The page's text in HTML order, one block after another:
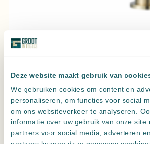
Deze website maakt gebruik van
We gebruiken cookies om content en
personaliseren, om functies voor social
om ons websiteverkeer te analyseren.
informatie over uw gebruik van onze site
partners voor social media, adverteren
Wastafelmengkraan Slimline rond Goud